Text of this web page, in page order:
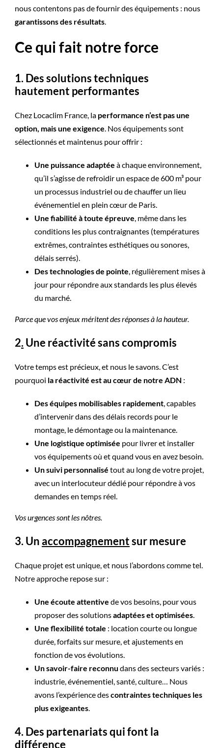
nous contentons pas de fournir des équipements : nous
garantissons des résultats.
Ce qui fait notre force
1. Des solutions techniques
hautement performantes
Chez Locaclim France, la performance n’est pas une
option, mais une exigence. Nos équipements sont
sélectionnés et maintenus pour offrir :
Une puissance adaptée à chaque environnement,
qu’il s’agisse de refroidir un espace de 600 m³ pour
un processus industriel ou de chauffer un lieu
événementiel en plein cœur de Paris.
Une fiabilité à toute épreuve, même dans les
conditions les plus contraignantes (températures
extrêmes, contraintes esthétiques ou sonores,
délais serrés).
Des technologies de pointe, régulièrement mises à
jour pour répondre aux standards les plus élevés
du marché.
Parce que vos enjeux méritent des réponses à la hauteur.
2. Une réactivité sans compromis
Votre temps est précieux, et nous le savons. C’est
pourquoi la réactivité est au cœur de notre ADN :
Des équipes mobilisables rapidement, capables
d’intervenir dans des délais records pour le
montage, le démontage ou la maintenance.
Une logistique optimisée pour livrer et installer
vos équipements où et quand vous en avez besoin.
Un suivi personnalisé tout au long de votre projet,
avec un interlocuteur dédié pour répondre à vos
demandes en temps réel.
Vos urgences sont les nôtres.
3. Un accompagnementsur mesure
Chaque projet est unique, et nous l’abordons comme tel.
Notre approche repose sur :
Une écoute attentive de vos besoins, pour vous
proposer des solutionsadaptées et optimisées.
Une flexibilité totale : location courte ou longue
durée, forfaits sur mesure, et ajustements en
fonction de vos évolutions.
Un savoir-faire reconnu dans des secteurs variés :
industrie, événementiel, santé, culture… Nous
avons l’expérience descontraintes techniques les
plus exigeantes.
4. Des partenariats qui font la
différence